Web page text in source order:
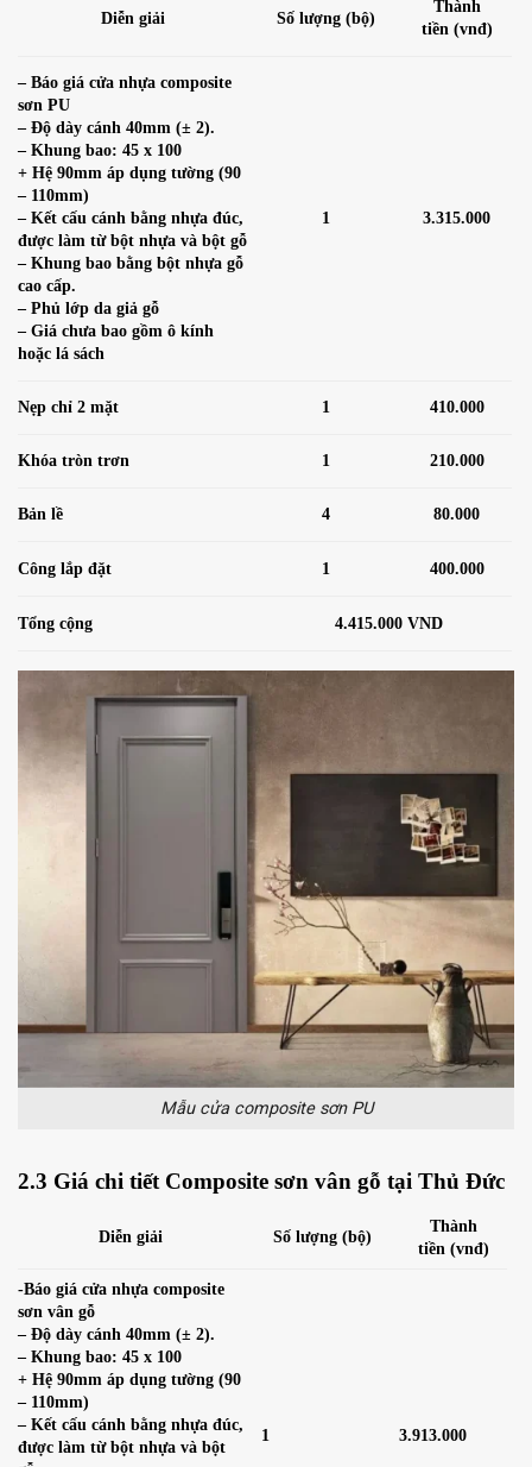
Diễn giải Số lượng (bộ)
Thành
tiền (vnđ)
– Báo giá cửa nhựa composite
sơn PU
– Độ dày cánh 40mm (± 2).
– Khung bao: 45 x 100
+ Hệ 90mm áp dụng tường (90
– 110mm)
– Kết cấu cánh bằng nhựa đúc,
được làm từ bột nhựa và bột gỗ
– Khung bao bằng bột nhựa gỗ
cao cấp.
– Phủ lớp da giả gỗ
– Giá chưa bao gồm ô kính
hoặc lá sách
1 3.315.000
Nẹp chỉ 2 mặt 1 410.000
Khóa tròn trơn 1 210.000
Bản lề 4 80.000
Công lắp đặt 1 400.000
Tổng cộng 4.415.000 VND
Mẫu cửa composite sơn PU
2.3 Giá chi tiết Composite sơn vân gỗ tại Thủ Đức
Diễn giải Số lượng (bộ)
Thành
tiền (vnđ)
-Báo giá cửa nhựa composite
sơn vân gỗ
– Độ dày cánh 40mm (± 2).
– Khung bao: 45 x 100
+ Hệ 90mm áp dụng tường (90
– 110mm)
– Kết cấu cánh bằng nhựa đúc,
được làm từ bột nhựa và bột
1 3.913.000